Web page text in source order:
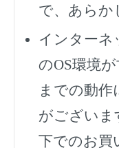
で、あらか
インターネ
のOS環境
までの動作
がございま
下でのお買